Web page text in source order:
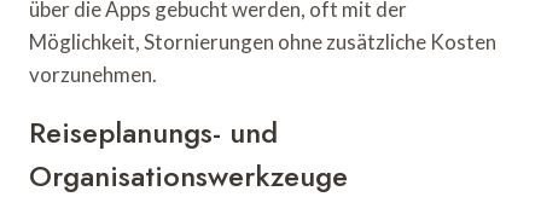
über die Apps gebucht werden, oft mit der
Möglichkeit, Stornierungen ohne zusätzliche Kosten
vorzunehmen.
Reiseplanungs- und
Organisationswerkzeuge